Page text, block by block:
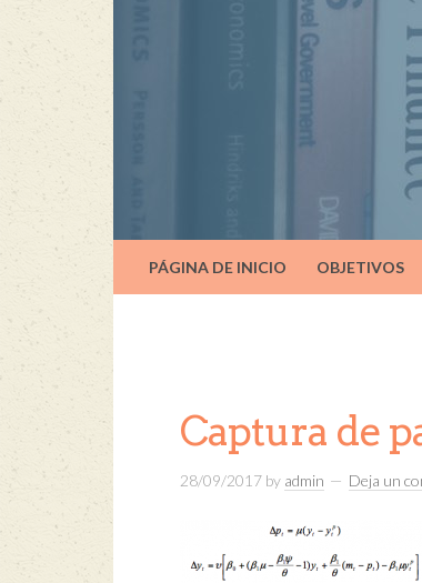
PÁGINA DE INICIO OBJETIVOS
Captura de
28/09/2017 by admin Deja un